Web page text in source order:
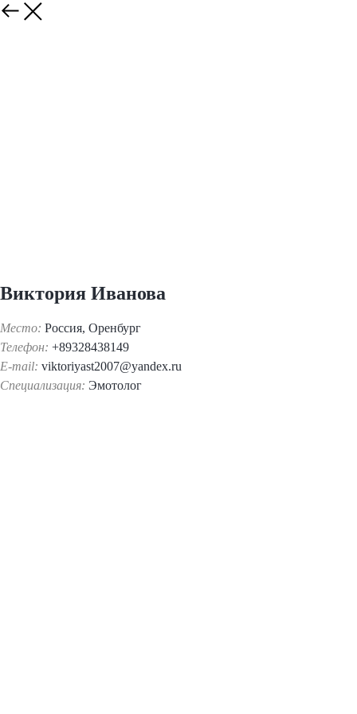
Виктория Иванова
Место: Россия, Оренбург
Телефон: +89328438149
E-mail: viktoriyast2007@yandex.ru
Специализация: Эмотолог